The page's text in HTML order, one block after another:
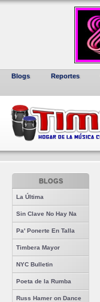
Blogs Reportes
BLOGS
La Última
Sin Clave No Hay Na
Pa' Ponerte En Talla
Timbera Mayor
NYC Bulletin
Poeta de la Rumba
Russ Hamer on Dance